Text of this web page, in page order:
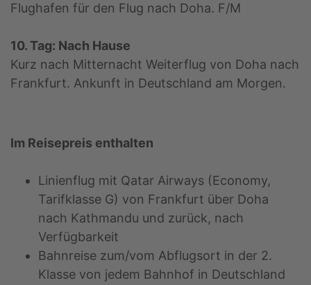
Flughafen für den Flug nach Doha. F/M
10. Tag: Nach Hause
Kurz nach Mitternacht Weiterflug von Doha nach
Frankfurt. Ankunft in Deutschland am Morgen.
Im Reisepreis enthalten
Linienflug mit Qatar Airways (Economy,
Tarifklasse G) von Frankfurt über Doha
nach Kathmandu und zurück, nach
Verfügbarkeit
Bahnreise zum/vom Abflugsort in der 2.
Klasse von jedem Bahnhof in Deutschland